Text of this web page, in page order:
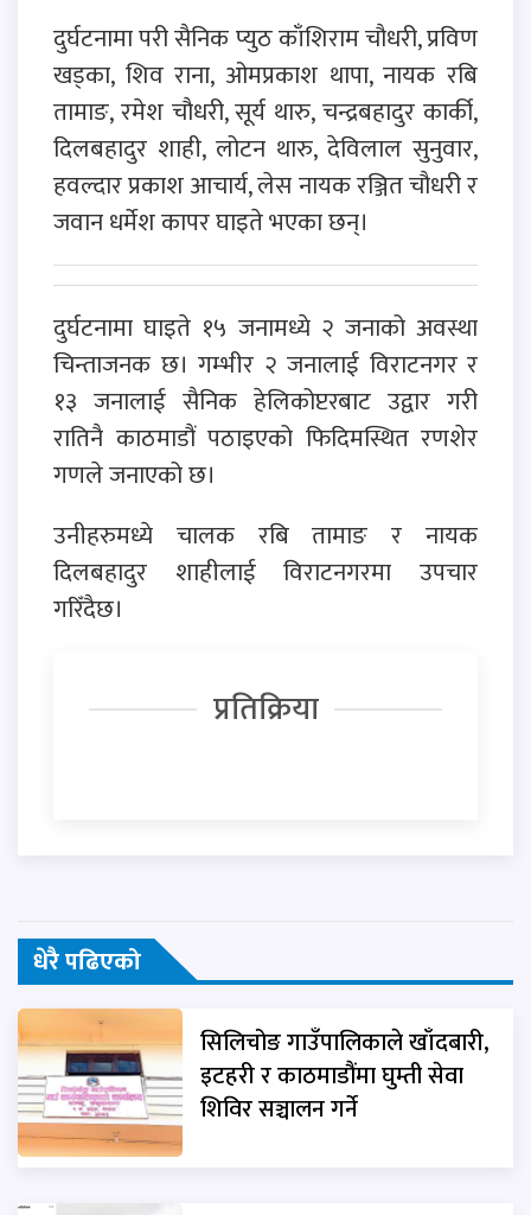
दुर्घटनामा परी सैनिक प्युठ काँशिराम चौधरी, प्रविण
खड्का, शिव राना, ओमप्रकाश थापा, नायक रबि
तामाङ, रमेश चौधरी, सूर्य थारु, चन्द्रबहादुर कार्की,
दिलबहादुर शाही, लोटन थारु, देविलाल सुनुवार,
हवल्दार प्रकाश आचार्य, लेस नायक रञ्जित चौधरी र
जवान धर्मेश कापर घाइते भएका छन्।
दुर्घटनामा घाइते १५ जनामध्ये २ जनाको अवस्था
चिन्ताजनक छ। गम्भीर २ जनालाई विराटनगर र
१३ जनालाई सैनिक हेलिकोप्टरबाट उद्वार गरी
रातिनै काठमाडौं पठाइएको फिदिमस्थित रणशेर
गणले जनाएको छ।
उनीहरुमध्ये चालक रबि तामाङ र नायक
दिलबहादुर शाहीलाई विराटनगरमा उपचार
गरिँदैछ।
प्रतिक्रिया
धेरै पढिएको
सिलिचोङ गाउँपालिकाले खाँदबारी,
इटहरी र काठमाडौंमा घुम्ती सेवा
शिविर सञ्चालन गर्ने